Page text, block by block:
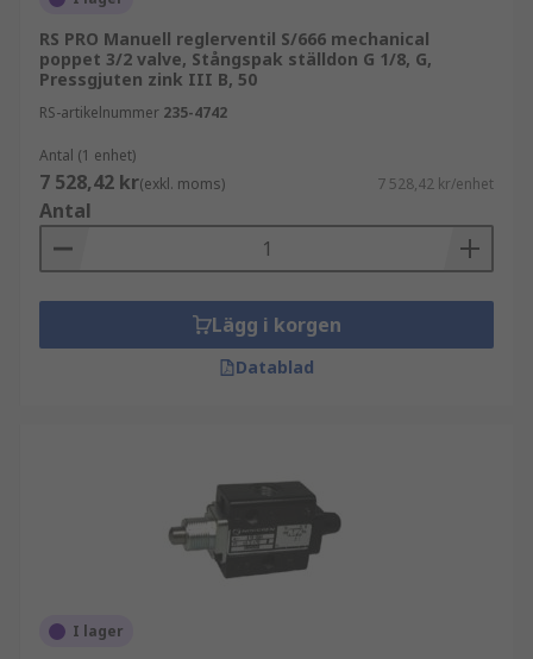
RS PRO Manuell reglerventil S/666 mechanical
poppet 3/2 valve, Stångspak ställdon G 1/8, G,
Pressgjuten zink III B, 50
RS-artikelnummer 235-4742
Antal (1 enhet)
7 528,42 kr(exkl. moms) 7 528,42 kr/enhet
Antal
Lägg i korgen
Datablad
I lager